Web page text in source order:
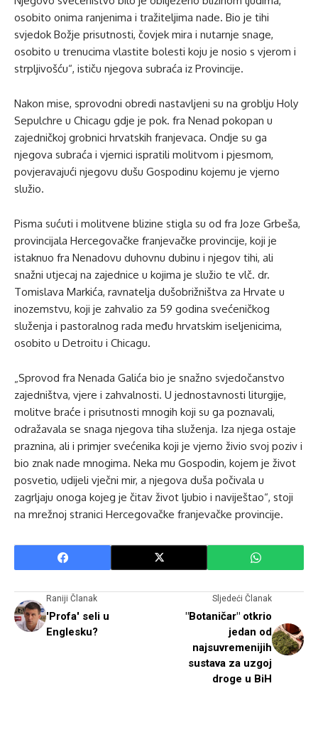
osobito onima ranjenima i tražiteljima nade. Bio je tihi
svjedok Božje prisutnosti, čovjek mira i nutarnje snage,
osobito u trenucima vlastite bolesti koju je nosio s vjerom i
strpljivošću“, ističu njegova subraća iz Provincije.
Nakon mise, sprovodni obredi nastavljeni su na groblju Holy
Sepulchre u Chicagu gdje je pok. fra Nenad pokopan u
zajedničkoj grobnici hrvatskih franjevaca. Ondje su ga
njegova subraća i vjernici ispratili molitvom i pjesmom,
povjeravajući njegovu dušu Gospodinu kojemu je vjerno
služio.
Pisma sućuti i molitvene blizine stigla su od fra Joze Grbeša,
provincijala Hercegovačke franjevačke provincije, koji je
istaknuo fra Nenadovu duhovnu dubinu i njegov tihi, ali
snažni utjecaj na zajednice u kojima je služio te vlč. dr.
Tomislava Markića, ravnatelja dušobrižništva za Hrvate u
inozemstvu, koji je zahvalio za 59 godina svećeničkog
služenja i pastoralnog rada među hrvatskim iseljenicima,
osobito u Detroitu i Chicagu.
„Sprovod fra Nenada Galića bio je snažno svjedočanstvo
zajedništva, vjere i zahvalnosti. U jednostavnosti liturgije,
molitve braće i prisutnosti mnogih koji su ga poznavali,
odražavala se snaga njegova tiha služenja. Iza njega ostaje
praznina, ali i primjer svećenika koji je vjerno živio svoj poziv i
bio znak nade mnogima. Neka mu Gospodin, kojem je život
posvetio, udijeli vječni mir, a njegova duša počivala u
zagrljaju onoga kojeg je čitav život ljubio i naviještao“, stoji
na mrežnoj stranici Hercegovačke franjevačke provincije.
Raniji Članak
'Profa' seli u
Englesku?
Sljedeći Članak
"Botaničar" otkrio
jedan od
najsuvremenijih
sustava za uzgoj
droge u BiH